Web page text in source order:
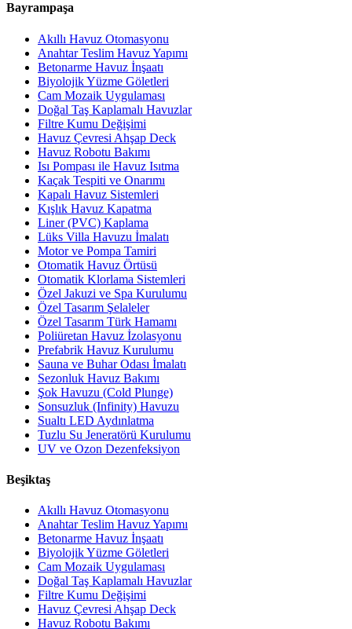
Bayrampaşa
Akıllı Havuz Otomasyonu
Anahtar Teslim Havuz Yapımı
Betonarme Havuz İnşaatı
Biyolojik Yüzme Göletleri
Cam Mozaik Uygulaması
Doğal Taş Kaplamalı Havuzlar
Filtre Kumu Değişimi
Havuz Çevresi Ahşap Deck
Havuz Robotu Bakımı
Isı Pompası ile Havuz Isıtma
Kaçak Tespiti ve Onarımı
Kapalı Havuz Sistemleri
Kışlık Havuz Kapatma
Liner (PVC) Kaplama
Lüks Villa Havuzu İmalatı
Motor ve Pompa Tamiri
Otomatik Havuz Örtüsü
Otomatik Klorlama Sistemleri
Özel Jakuzi ve Spa Kurulumu
Özel Tasarım Şelaleler
Özel Tasarım Türk Hamamı
Poliüretan Havuz İzolasyonu
Prefabrik Havuz Kurulumu
Sauna ve Buhar Odası İmalatı
Sezonluk Havuz Bakımı
Şok Havuzu (Cold Plunge)
Sonsuzluk (Infinity) Havuzu
Sualtı LED Aydınlatma
Tuzlu Su Jeneratörü Kurulumu
UV ve Ozon Dezenfeksiyon
Beşiktaş
Akıllı Havuz Otomasyonu
Anahtar Teslim Havuz Yapımı
Betonarme Havuz İnşaatı
Biyolojik Yüzme Göletleri
Cam Mozaik Uygulaması
Doğal Taş Kaplamalı Havuzlar
Filtre Kumu Değişimi
Havuz Çevresi Ahşap Deck
Havuz Robotu Bakımı